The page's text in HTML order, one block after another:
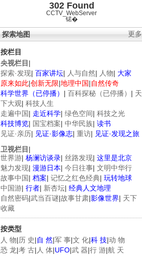
302 Found
CCTV_WebServer
锘�
更多
探索地图
按栏目
央视栏目 |
探索·发现| 百家讲坛| 人与自然| 人物| 大家
原来如此|创新无限|地理中国|自然传奇
科学世界（已停播） | 百科探秘（已停播） | 天
下大观| 科技人生
走遍中国| 走近科学| 绿色空间| 科技之光
科技博览| 国宝档案| 中华民族| 读书
见证·亲历| 见证·影像志| 重访| 见证·发现之旅
卫视栏目 |
世界游| 杨澜访谈录| 丝路发现| 这里是北京
魅力发现| 漫游日本| 今日往事| 文明中华行
故事中国| 档案| 记忆之红色经典| 玩转地球
中国游| 行者| 新杏坛| 经典人文地理
自然密码|武当百谜|故事甘肃|影像世界| 天下
收藏
按类型
人 物|历 史|自 然|军 事|文 化|科 技|动 物
恐 龙|考 古| 人 体|UFO|武 器|行 游|航 天